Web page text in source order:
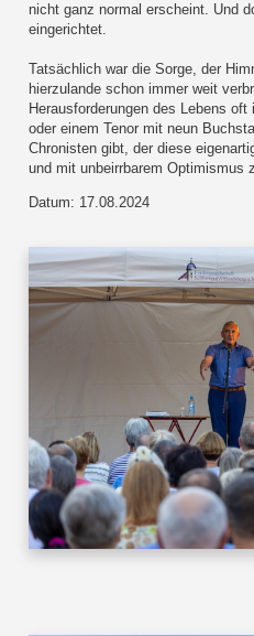
nicht ganz normal erscheint. Und
eingerichtet.
Tatsächlich war die Sorge, der
hierzulande schon immer weit
Herausforderungen des Lebens
oder einem Tenor mit neun
Chronisten gibt, der diese
und mit unbeirrbarem
Datum: 17.08.2024